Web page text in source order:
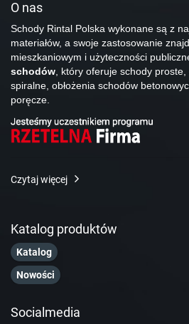
O nas
Schody Rintal Polska wykonane są z
materiałów, a swoje zastosowanie
mieszkaniowym i użyteczności
schodów, który oferuje schody
spiralne, obłożenia schodów
poręcze.
Czytaj więcej
Katalog produktów
Katalog
Nowości
Socialmedia